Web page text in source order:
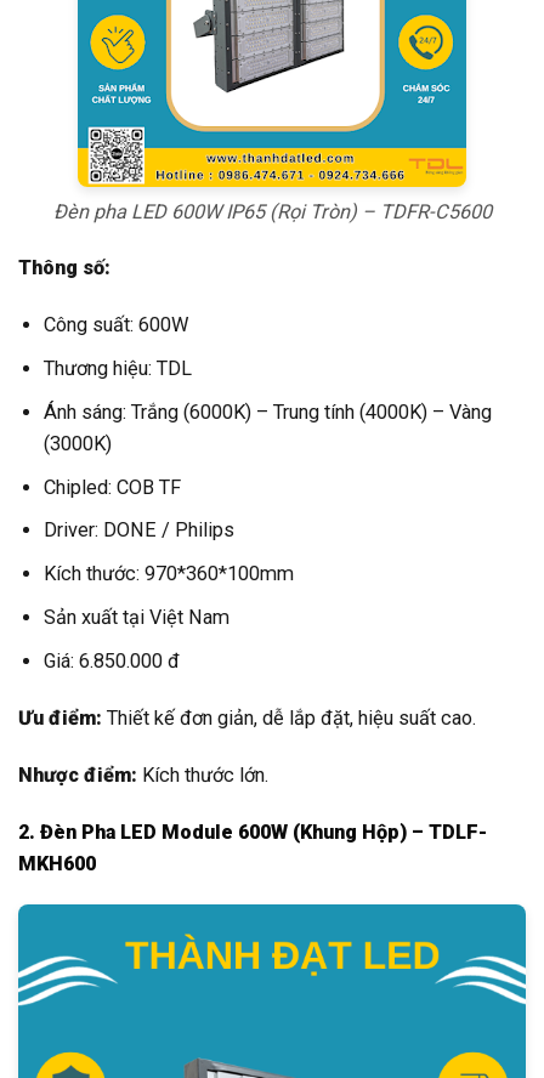
Đèn pha LED 600W IP65 (Rọi Tròn) – TDFR-C5600
Thông số:
Công suất: 600W
Thương hiệu: TDL
Ánh sáng: Trắng (6000K) – Trung tính (4000K) – Vàng
(3000K)
Chipled: COB TF
Driver: DONE / Philips
Kích thước: 970*360*100mm
Sản xuất tại Việt Nam
Giá: 6.850.000 đ
Ưu điểm: Thiết kế đơn giản, dễ lắp đặt, hiệu suất cao.
Nhược điểm: Kích thước lớn.
2. Đèn Pha LED Module 600W (Khung Hộp) – TDLF-
MKH600